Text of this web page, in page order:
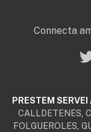
Connecta
PRESTEM SERVEI
CALLDETENES
FOLGUEROLES